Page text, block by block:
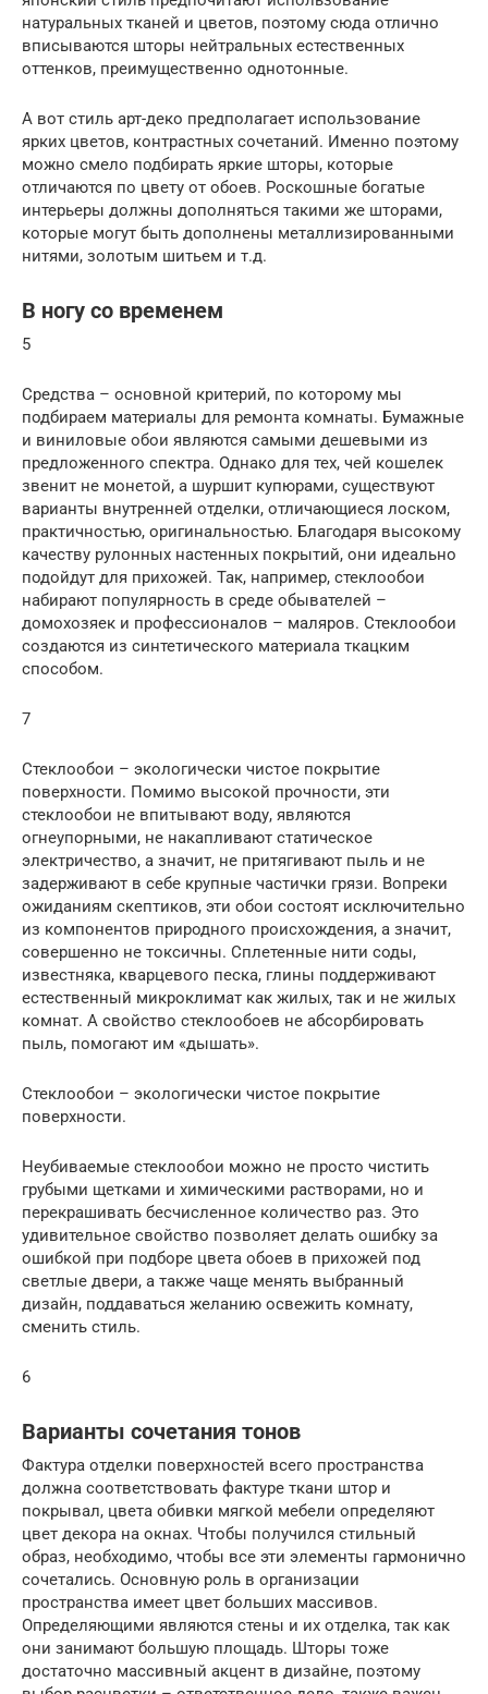
натуральных тканей и цветов, поэтому сюда отлично
вписываются шторы нейтральных естественных
оттенков, преимущественно однотонные.
А вот стиль арт-деко предполагает использование
ярких цветов, контрастных сочетаний. Именно поэтому
можно смело подбирать яркие шторы, которые
отличаются по цвету от обоев. Роскошные богатые
интерьеры должны дополняться такими же шторами,
которые могут быть дополнены металлизированными
нитями, золотым шитьем и т.д.
В ногу со временем
5
Средства – основной критерий, по которому мы
подбираем материалы для ремонта комнаты. Бумажные
и виниловые обои являются самыми дешевыми из
предложенного спектра. Однако для тех, чей кошелек
звенит не монетой, а шуршит купюрами, существуют
варианты внутренней отделки, отличающиеся лоском,
практичностью, оригинальностью. Благодаря высокому
качеству рулонных настенных покрытий, они идеально
подойдут для прихожей. Так, например, стеклообои
набирают популярность в среде обывателей –
домохозяек и профессионалов – маляров. Стеклообои
создаются из синтетического материала ткацким
способом.
7
Стеклообои – экологически чистое покрытие
поверхности. Помимо высокой прочности, эти
стеклообои не впитывают воду, являются
огнеупорными, не накапливают статическое
электричество, а значит, не притягивают пыль и не
задерживают в себе крупные частички грязи. Вопреки
ожиданиям скептиков, эти обои состоят исключительно
из компонентов природного происхождения, а значит,
совершенно не токсичны. Сплетенные нити соды,
известняка, кварцевого песка, глины поддерживают
естественный микроклимат как жилых, так и не жилых
комнат. А свойство стеклообоев не абсорбировать
пыль, помогают им «дышать».
Стеклообои – экологически чистое покрытие
поверхности.
Неубиваемые стеклообои можно не просто чистить
грубыми щетками и химическими растворами, но и
перекрашивать бесчисленное количество раз. Это
удивительное свойство позволяет делать ошибку за
ошибкой при подборе цвета обоев в прихожей под
светлые двери, а также чаще менять выбранный
дизайн, поддаваться желанию освежить комнату,
сменить стиль.
6
Варианты сочетания тонов
Фактура отделки поверхностей всего пространства
должна соответствовать фактуре ткани штор и
покрывал, цвета обивки мягкой мебели определяют
цвет декора на окнах. Чтобы получился стильный
образ, необходимо, чтобы все эти элементы гармонично
сочетались. Основную роль в организации
пространства имеет цвет больших массивов.
Определяющими являются стены и их отделка, так как
они занимают большую площадь. Шторы тоже
достаточно массивный акцент в дизайне, поэтому